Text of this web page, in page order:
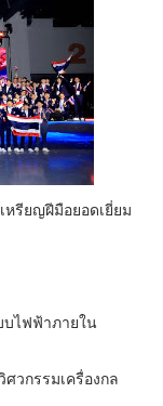
หรียญฝีมือยอดเยี่ยม
ไฟฟ้าภายใน
วกรรมเครื่องกล